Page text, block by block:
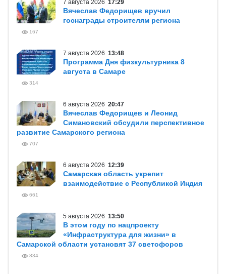
7 августа 2026 17:29
Вячеслав Федорищев вручил
госнаграды строителям региона
167
7 августа 2026 13:48
Программа Дня физкультурника 8
августа в Самаре
314
6 августа 2026 20:47
Вячеслав Федорищев и Леонид
Симановский обсудили перспективное
развитие Самарского региона
707
6 августа 2026 12:39
Самарская область укрепит
взаимодействие с Республикой Индия
661
5 августа 2026 13:50
В этом году по нацпроекту
«Инфраструктура для жизни» в
Самарской области установят 37 светофоров
834